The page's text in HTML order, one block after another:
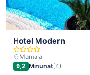
Hotel Modern
Mamaia
9,2 Minunat(4)